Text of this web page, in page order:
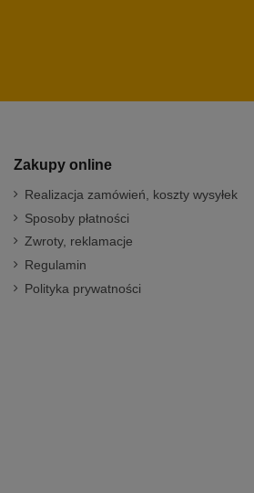
Zakupy online
Realizacja zamówień, koszty wysyłek
Sposoby płatności
Zwroty, reklamacje
Regulamin
Polityka prywatności